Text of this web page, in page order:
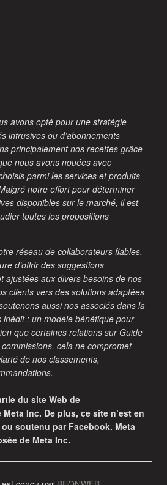
avons opté pour une stratégie
intrusives ou d’abonnements
principalement nos recettes grâce
nous avons nouées avec
parmi les services et produits
notre effort pour déterminer
disponibles sur le marché, il est
toutes les propositions
réseau de collaborateurs fiables,
d’offrir des suggestions
ajustées aux divers besoins de nos
clients vers des solutions adaptées
aussi nos associés dans la
inédit : un modèle bénéfique pour
que certaines relations sur Guide
cela ne compromet
de nos classements,
du site Web de
Inc. De plus, ce site n’est en
soutenu par Facebook. Meta
de Meta Inc.